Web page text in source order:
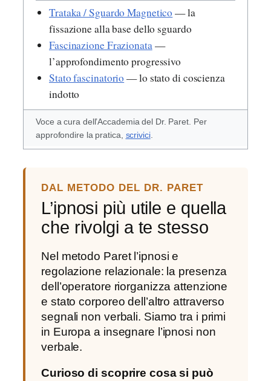
Trataka / Sguardo Magnetico — la
fissazione alla base dello sguardo
Fascinazione Frazionata—
l’approfondimento progressivo
Stato fascinatorio — lo stato di coscienza
indotto
Voce a cura dell’Accademia del Dr. Paret. Per
approfondire la pratica, scrivici.
DAL METODO DEL DR. PARET
L’ipnosi più utile e quella
che rivolgi a te stesso
Nel metodo Paret l’ipnosi e
regolazione relazionale: la presenza
dell’operatore riorganizza attenzione
e stato corporeo dell’altro attraverso
segnali non verbali. Siamo tra i primi
in Europa a insegnare l’ipnosi non
verbale.
Curioso di scoprire cosa si può